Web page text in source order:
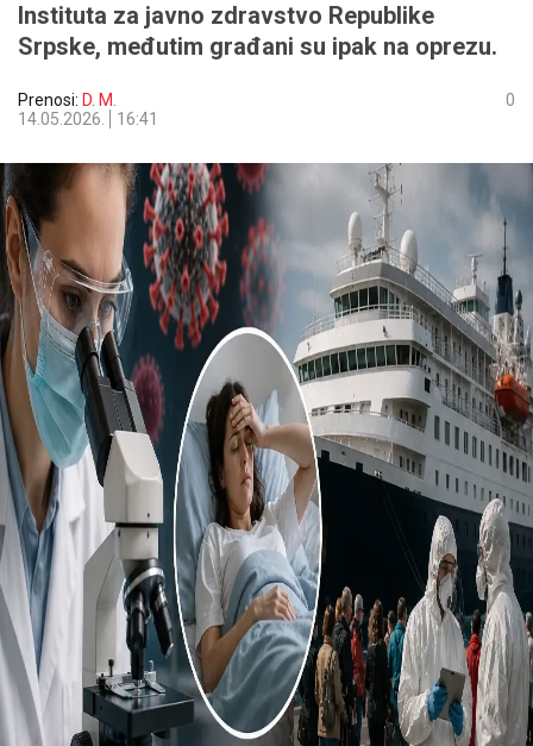
Instituta za javno zdravstvo Republike
Srpske, međutim građani su ipak na oprezu.
Prenosi: D. M.
14.05.2026.
16:41
0